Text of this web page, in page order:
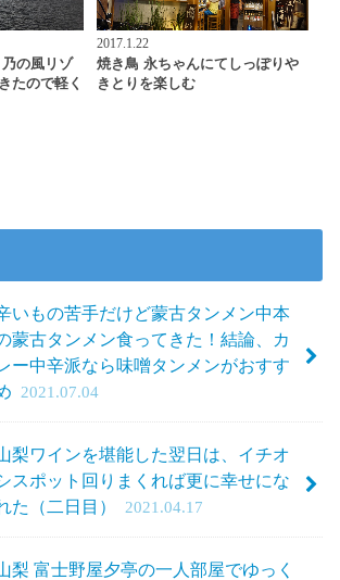
の風リゾ
たので軽く
2017.1.22
焼き鳥 永ちゃんにてしっぽりや
きとりを楽しむ
いもの苦手だけど蒙古タンメン中本
蒙古タンメン食ってきた！結論、カ
ー中辛派なら味噌タンメンがおすす
2021.07.04
梨ワインを堪能した翌日は、イチオ
スポット回りまくれば更に幸せにな
た（二日目）
2021.04.17
梨 富士野屋夕亭の一人部屋でゆっく